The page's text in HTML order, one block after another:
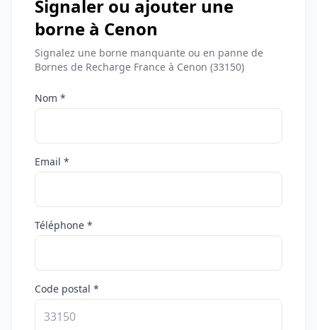
Signaler ou ajouter une
borne à Cenon
Signalez une borne manquante ou en panne de
Bornes de Recharge France à Cenon (33150)
Nom *
Email *
Téléphone *
Code postal *